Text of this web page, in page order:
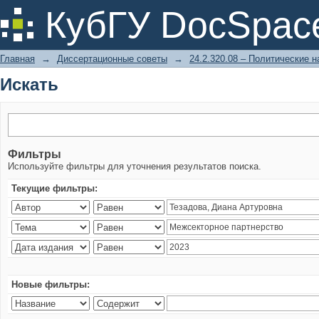
КубГУ
Искать
Главная → Диссертационные советы → 24.2.320.08 – Политические
Искать
Фильтры
Используйте фильтры для уточнения результатов поиска.
Текущие фильтры:
Новые фильтры: